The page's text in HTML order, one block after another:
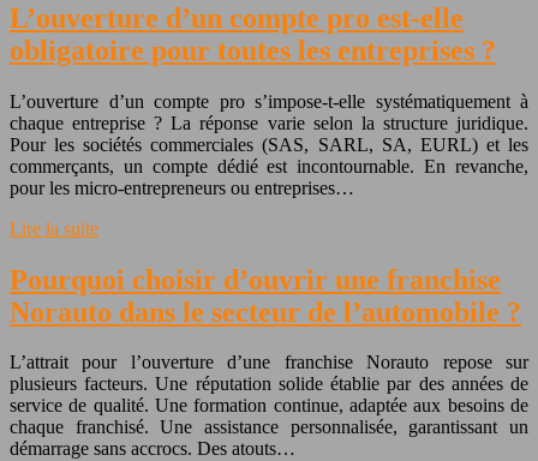
L’ouverture d’un compte pro est-elle
obligatoire pour toutes les entreprises ?
L’ouverture d’un compte pro s’impose-t-elle systématiquement à
chaque entreprise ? La réponse varie selon la structure juridique.
Pour les sociétés commerciales (SAS, SARL, SA, EURL) et les
commerçants, un compte dédié est incontournable. En revanche,
pour les micro-entrepreneurs ou entreprises…
Lire la suite
Pourquoi choisir d’ouvrir une franchise
Norauto dans le secteur de l’automobile ?
L’attrait pour l’ouverture d’une franchise Norauto repose sur
plusieurs facteurs. Une réputation solide établie par des années de
service de qualité. Une formation continue, adaptée aux besoins de
chaque franchisé. Une assistance personnalisée, garantissant un
démarrage sans accrocs. Des atouts…